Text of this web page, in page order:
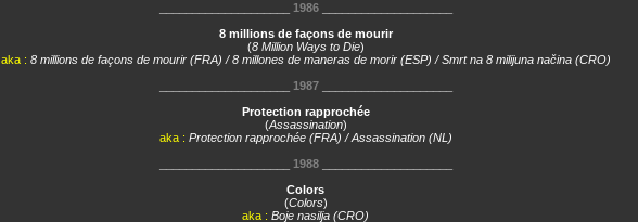
1986____________________
8 millions de façons de mourir
(8 Million Ways to Die)
aka : 8 millions de façons de mourir (FRA) / 8 millones de maneras de morir (ESP) / Smrt na 8 milijuna načina (CRO)
1987____________________
Protection rapprochée
(Assassination)
aka : Protection rapprochée (FRA) / Assassination (NL)
1988____________________
Colors
(Colors)
aka : Boje nasilja (CRO)